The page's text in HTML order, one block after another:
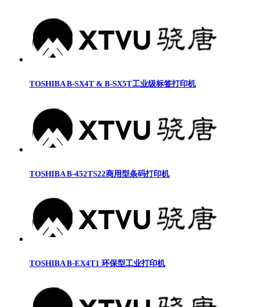
TOSHIBA B-SX4T & B-SX5T工业级标签打印机
TOSHIBA B-452TS22商用型条码打印机
TOSHIBA B-EX4T1 环保型工业打印机